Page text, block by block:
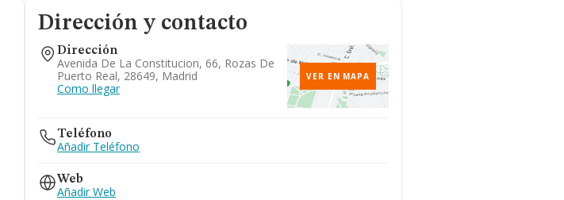
Dirección y contacto
Dirección
Avenida De La Constitucion, 66, Rozas De
Puerto Real, 28649, Madrid
Como llegar
VER EN MAPA
Teléfono
Añadir Teléfono
Web
Añadir Web